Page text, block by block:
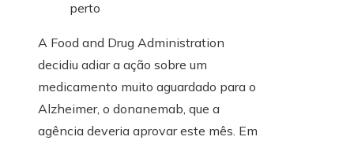
A Food and Drug Administration
decidiu adiar a ação sobre um
medicamento muito aguardado para o
Alzheimer, o donanemab, que a
agência deveria aprovar este mês. Em